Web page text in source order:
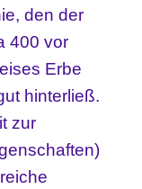
den der
400 vor
Erbe
hinterließ.
zur